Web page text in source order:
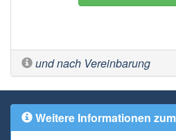
und nach Vereinbarung
Weitere Informationen